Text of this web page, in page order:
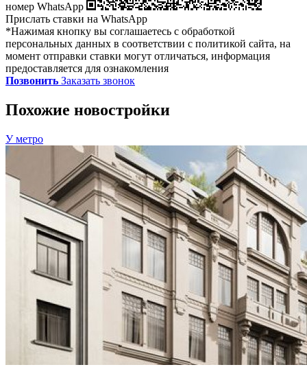
номер WhatsApp
Прислать ставки на WhatsApp
*Нажимая кнопку вы соглашаетесь с обработкой
персональных данных в соответствии с политикой сайта, на
момент отправки ставки могут отличаться, информация
предоставляется для ознакомления
Позвонить Заказать звонок
Похожие новостройки
У метро